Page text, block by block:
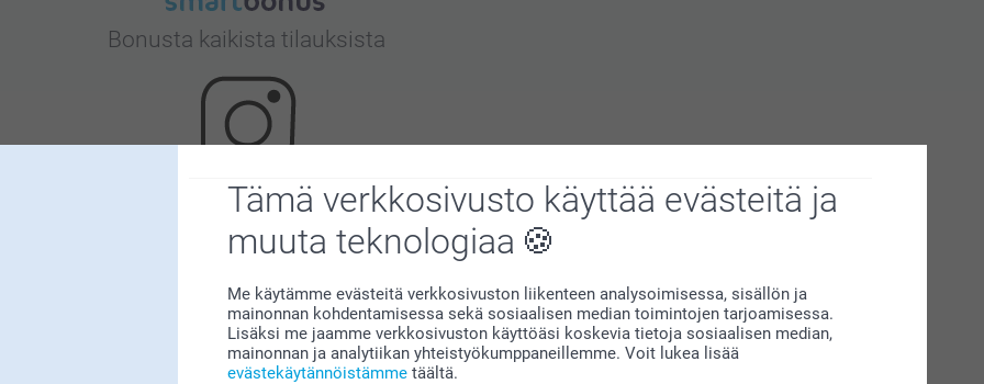
Tämä verkkosivusto käyttää evästeitä ja
muuta teknologiaa
Me käytämme evästeitä verkkosivuston liikenteen analysoimisessa, sisällön ja
mainonnan kohdentamisessa sekä sosiaalisen median toimintojen tarjoamisessa.
Lisäksi me jaamme verkkosivuston käyttöäsi koskevia tietoja sosiaalisen median,
mainonnan ja analytiikan yhteistyökumppaneillemme. Voit lukea lisää
evästekäytännöistämme täältä.
Bonusta kaikista tilauksista
Etsitkö inspiraatiota?